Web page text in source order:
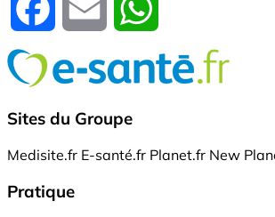
Facebook Email
Sites du Groupe
Medisite.fr E-santé.fr Planet.fr New
Pratique